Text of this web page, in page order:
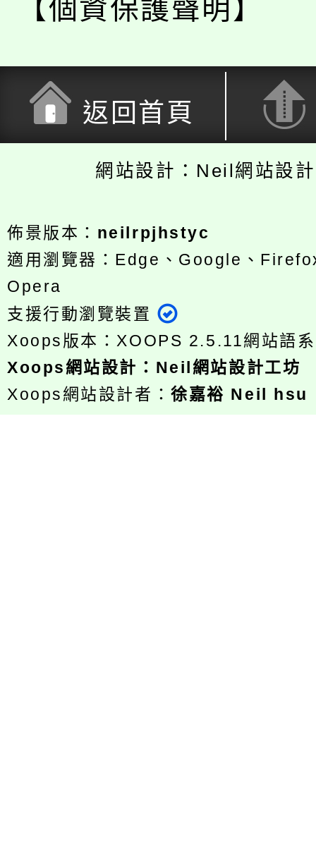
【個資保護聲明】
返回首頁
網站設計：Neil網站設
佈景版本： neilrpjhstyc
適用瀏覽器：Edge、Google、
Opera
支援行動瀏覽裝置
Xoops版本：XOOPS 2.5.11網站語
Xoops網站設計 ： Neil網站設計工坊
Xoops網站設計者：徐嘉裕 Neil hsu